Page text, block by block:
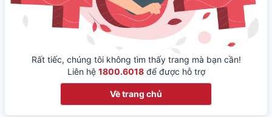
Rất tiếc, chúng tôi không tìm thấy trang mà bạn cần!
Liên hệ 1800.6018 để được hỗ trợ
Về trang chủ